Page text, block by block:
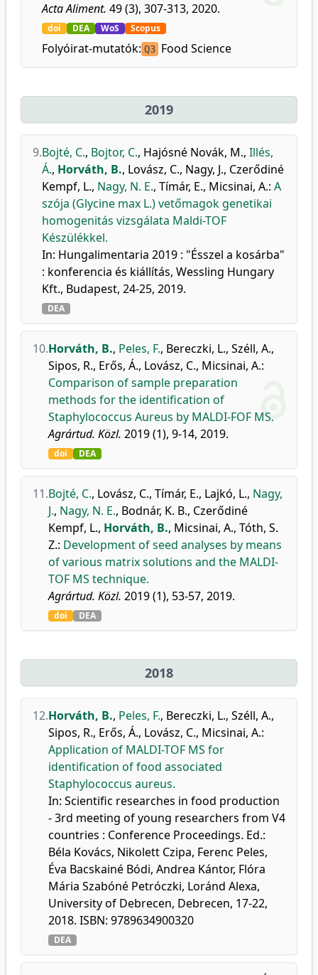
Acta Aliment. 49 (3), 307-313, 2020.
doi DEA WoS Scopus
Folyóirat-mutatók: Q3 Food Science
2019
9.Bojté, C., Bojtor, C., Hajósné Novák, M., Illés,
Á., Horváth, B., Lovász, C., Nagy, J., Czerődiné
Kempf, L., Nagy, N. E., Tímár, E., Micsinai, A.: A
szója (Glycine max L.) vetőmagok genetikai
homogenitás vizsgálata Maldi-TOF
Készülékkel.
In: Hungalimentaria 2019 : "Ésszel a kosárba"
: konferencia és kiállítás, Wessling Hungary
Kft., Budapest, 24-25, 2019.
DEA
10.Horváth, B., Peles, F., Bereczki, L., Széll, A.,
Sipos, R., Erős, Á., Lovász, C., Micsinai, A.:
Comparison of sample preparation
methods for the identification of
Staphylococcus Aureus by MALDI-FOF MS.
Agrártud. Közl. 2019 (1), 9-14, 2019.
doi DEA
11.Bojté, C., Lovász, C., Tímár, E., Lajkó, L., Nagy,
J., Nagy, N. E., Bodnár, K. B., Czerődiné
Kempf, L., Horváth, B., Micsinai, A., Tóth, S.
Z.: Development of seed analyses by means
of various matrix solutions and the MALDI-
TOF MS technique.
Agrártud. Közl. 2019 (1), 53-57, 2019.
doi DEA
2018
12.Horváth, B., Peles, F., Bereczki, L., Széll, A.,
Sipos, R., Erős, Á., Lovász, C., Micsinai, A.:
Application of MALDI-TOF MS for
identification of food associated
Staphylococcus aureus.
In: Scientific researches in food production
- 3rd meeting of young researchers from V4
countries : Conference Proceedings. Ed.:
Béla Kovács, Nikolett Czipa, Ferenc Peles,
Éva Bacskainé Bódi, Andrea Kántor, Flóra
Mária Szabóné Petróczki, Loránd Alexa,
University of Debrecen, Debrecen, 17-22,
2018. ISBN: 9789634900320
DEA